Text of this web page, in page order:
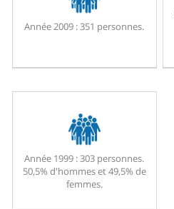
Année 2009 :351 personnes.
Année 1999 :303 personnes.
50,5% d'hommes et 49,5% de
femmes.